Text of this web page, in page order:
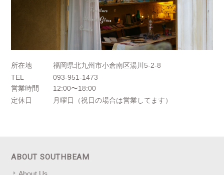
所在地
福岡県北九州市小倉南区湯川5-2-8
TEL
093-951-1473
営業時間
12:00〜18:00
定休日
月曜日（祝日の場合は営業してます）
ABOUT SOUTHBEAM